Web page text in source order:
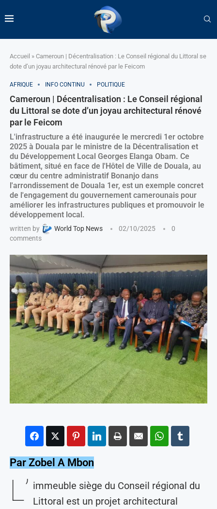
Accueil » Cameroun | Décentralisation : Le Conseil régional du Littoral se
dote d’un joyau architectural rénové par le Feicom
AFRIQUE INFO CONTINU POLITIQUE
Cameroun | Décentralisation : Le Conseil régional
du Littoral se dote d’un joyau architectural rénové
par le Feicom
L'infrastructure a été inaugurée le mercredi 1er octobre
2025 à Douala par le ministre de la Décentralisation et
du Développement Local Georges Elanga Obam. Ce
bâtiment, situé en face de l'Hôtel de Ville de Douala, au
cœur du centre administratif Bonanjo dans
l'arrondissement de Douala 1er, est un exemple concret
de l'engagement du gouvernement camerounais pour
améliorer les infrastructures publiques et promouvoir le
développement local.
written by World Top News 02/10/2025
0
comments
Par Zobel A Mbon
L’ immeuble siège du Conseil régional du
Littoral est un projet architectural